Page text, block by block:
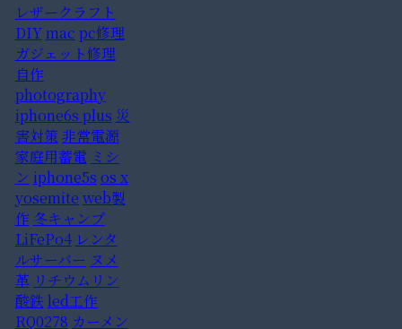
レザークラフト
DIYmac pc修理
ガジェット修理
自作
photography
iphone6s plus 災
害対策非常電源
家庭用蓄電 ミシ
ン iphone5s os x
yosemite web製
作 冬キャンプ
LiFePo4 レンタ
ルサーバー ヌメ
革 リチウムリン
酸鉄 led工作
RQ0278 カーメン